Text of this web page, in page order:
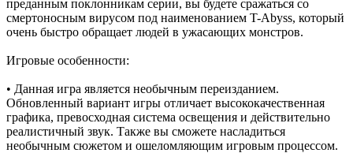
преданным поклонникам серии, вы будете сражаться со
смертоносным вирусом под наименованием T-Abyss, который
очень быстро обращает людей в ужасающих монстров.
Игровые особенности:
• Данная игра является необычным переизданием.
Обновленный вариант игры отличает высококачественная
графика, превосходная система освещения и действительно
реалистичный звук. Также вы сможете насладиться
необычным сюжетом и ошеломляющим игровым процессом.